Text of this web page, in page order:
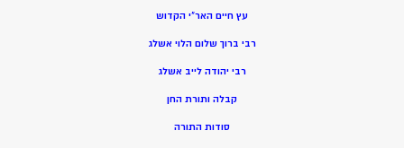
עץ חיים האר”י הקדוש
רבי ברוך שלום הלוי אשלג
רבי יהודה לייב אשלג
קבלה ותורת החן
סודות התורה